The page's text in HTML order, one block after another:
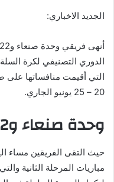
الجديد الاخباري:
الدوري التصنيفي لكرة
التي أقيمت منافساتها على
20 – 25 يونيو الجاري.
وحدة صنعاء و22 مايو
حيث التقى الفريقين مساء